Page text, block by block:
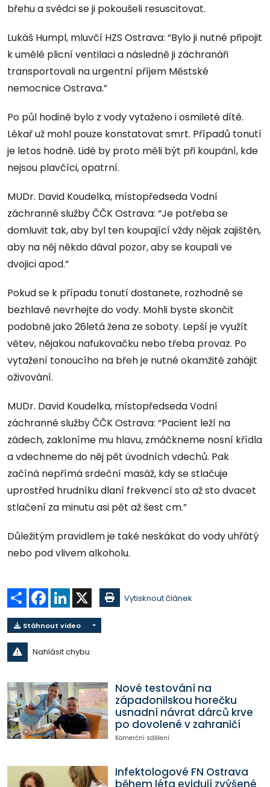
břehu a svědci se ji pokoušeli resuscitovat.
Lukáš Humpl, mluvčí HZS Ostrava: “Bylo ji nutné připojit
k umělé plicní ventilaci a následně ji záchranáři
transportovali na urgentní příjem Městské
nemocnice Ostrava.”
Po půl hodině bylo z vody vytaženo i osmileté dítě.
Lékař už mohl pouze konstatovat smrt. Případů tonutí
je letos hodně. Lidé by proto měli být při koupání, kde
nejsou plavčíci, opatrní.
MUDr. David Koudelka, místopředseda Vodní
záchranné služby ČČK Ostrava: “Je potřeba se
domluvit tak, aby byl ten koupající vždy nějak zajištěn,
aby na něj někdo dával pozor, aby se koupali ve
dvojici apod.”
Pokud se k případu tonutí dostanete, rozhodně se
bezhlavě nevrhejte do vody. Mohli byste skončit
podobně jako 26letá žena ze soboty. Lepší je využít
větev, nějakou nafukovačku nebo třeba provaz. Po
vytažení tonoucího na břeh je nutné okamžitě zahájit
oživování.
MUDr. David Koudelka, místopředseda Vodní
záchranné služby ČČK Ostrava: “Pacient leží na
zádech, zakloníme mu hlavu, zmáčkneme nosní křídla
a vdechneme do něj pět úvodních vdechů. Pak
začíná nepřímá srdeční masáž, kdy se stlačuje
uprostřed hrudníku dlaní frekvencí sto až sto dvacet
stlačení za minutu asi pět až šest cm.”
Důležitým pravidlem je také neskákat do vody uhřátý
nebo pod vlivem alkoholu.
Sdílet Facebook
LinkedIn Vytisknout článek
Stáhnout video
Nahlásit chybu
Nové testování na
západonilskou horečku
usnadní návrat dárců krve
po dovolené v zahraničí
Komerční sdělení
Infektologové FN Ostrava